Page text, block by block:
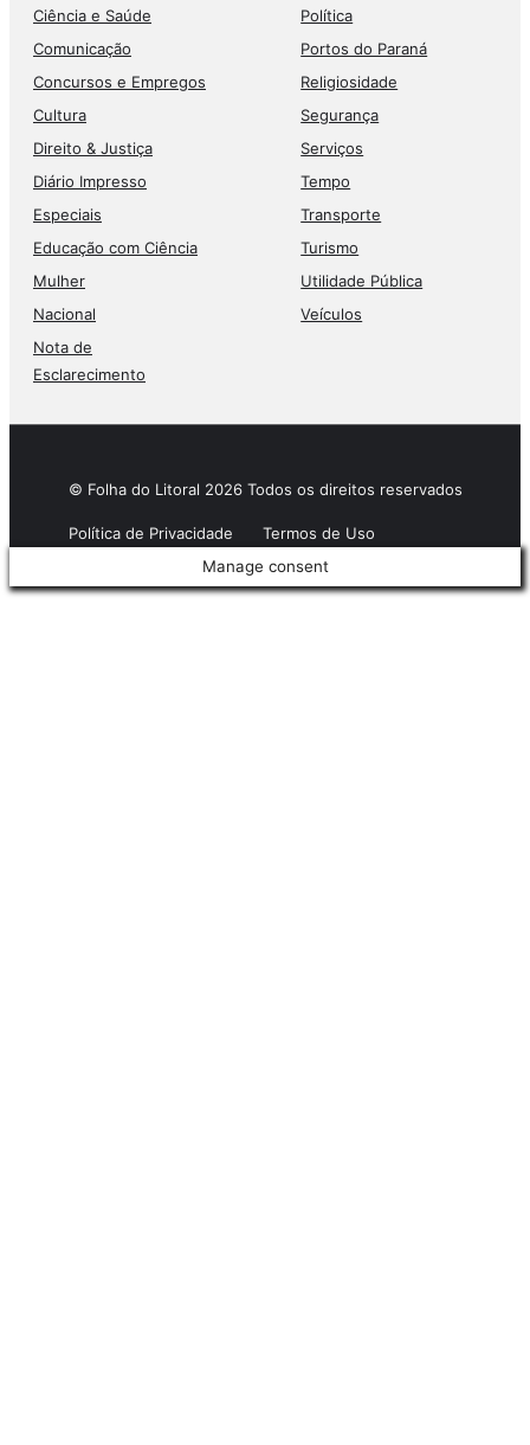
Ciência e Saúde
Comunicação
Concursos e Empregos
Cultura
Direito & Justiça
Diário Impresso
Especiais
Educação com Ciência
Mulher
Nacional
Nota de
Esclarecimento
Política
Portos do Paraná
Religiosidade
Segurança
Serviços
Tempo
Transporte
Turismo
Utilidade Pública
Veículos
© Folha do Litoral 2026 Todos os direitos reservados
Política de Privacidade
Termos de Uso
Manage consent